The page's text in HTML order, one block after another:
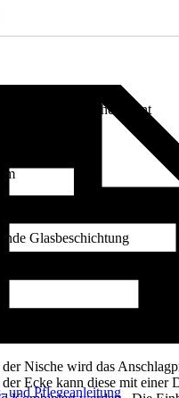
Duschelement
Glasbeschichtung
Montagematerial
Nische wird das
Ecke kann diese mit einer
und Pflegeanleitung